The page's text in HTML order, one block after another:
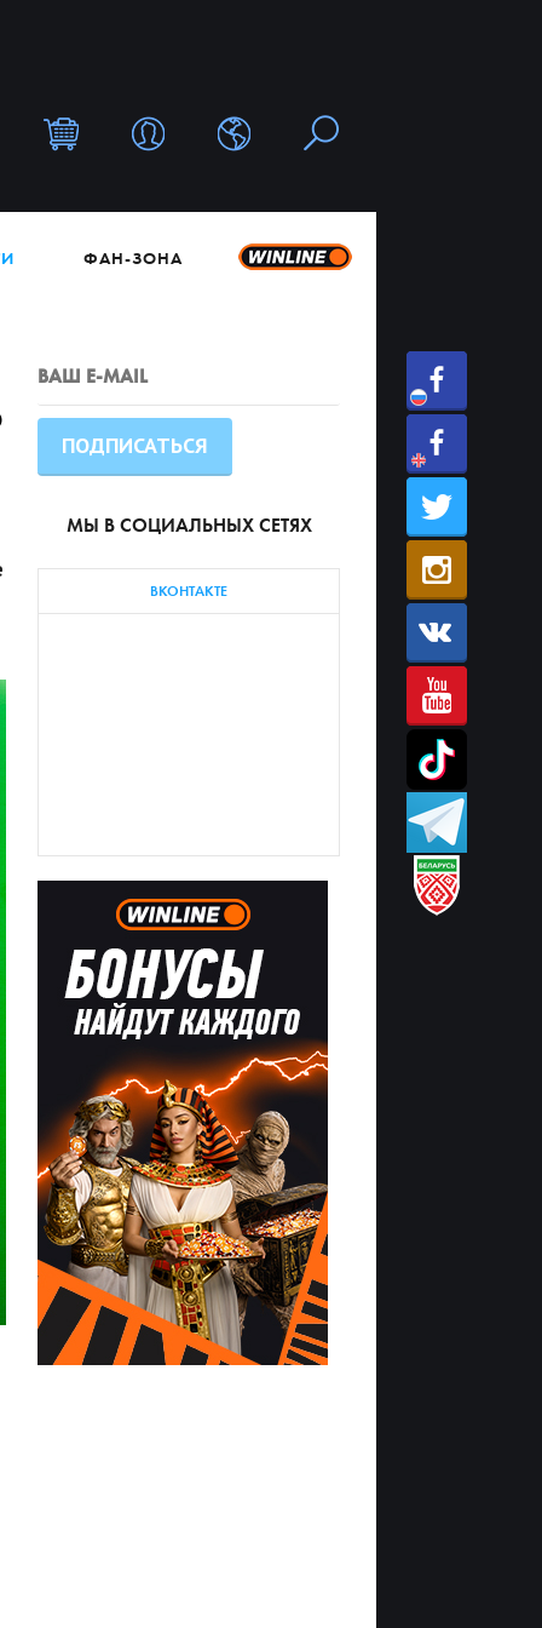
ФАН-ЗОНА
МЫ В СОЦИАЛЬНЫХ СЕТЯХ
ВКОНТАКТЕ